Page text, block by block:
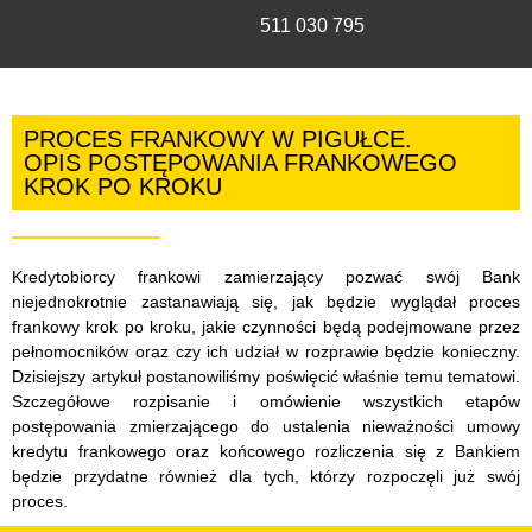
511 030 795
PROCES FRANKOWY W PIGUŁCE.
OPIS POSTĘPOWANIA FRANKOWEGO
KROK PO KROKU
Kredytobiorcy frankowi zamierzający pozwać swój Bank
niejednokrotnie zastanawiają się, jak będzie wyglądał proces
frankowy krok po kroku, jakie czynności będą podejmowane przez
pełnomocników oraz czy ich udział w rozprawie będzie konieczny.
Dzisiejszy artykuł postanowiliśmy poświęcić właśnie temu tematowi.
Szczegółowe rozpisanie i omówienie wszystkich etapów
postępowania zmierzającego do ustalenia nieważności umowy
kredytu frankowego oraz końcowego rozliczenia się z Bankiem
będzie przydatne również dla tych, którzy rozpoczęli już swój
proces.